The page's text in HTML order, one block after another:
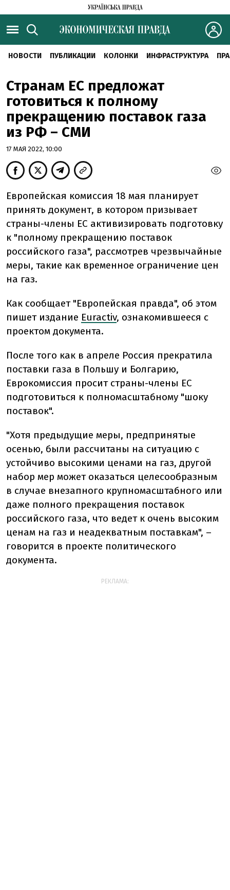
НОВОСТИ ПУБЛИКАЦИИ КОЛОНКИ ИНФРАСТРУКТУРА
Странам ЕС предложат
готовиться к полному
прекращению поставок газа
из РФ – СМИ
17 МАЯ 2022, 10:00
Европейская комиссия 18 мая планирует
принять документ, в котором призывает
страны-члены ЕС активизировать подготовку
к "полному прекращению поставок
российского газа", рассмотрев чрезвычайные
меры, такие как временное ограничение цен
на газ.
Как сообщает "Европейская правда", об этом
пишет издание Euractiv, ознакомившееся с
проектом документа.
После того как в апреле Россия прекратила
поставки газа в Польшу и Болгарию,
Еврокомиссия просит страны-члены ЕС
подготовиться к полномасштабному "шоку
поставок".
"Хотя предыдущие меры, предпринятые
осенью, были рассчитаны на ситуацию с
устойчиво высокими ценами на газ, другой
набор мер может оказаться целесообразным
в случае внезапного крупномасштабного или
даже полного прекращения поставок
российского газа, что ведет к очень высоким
ценам на газ и неадекватным поставкам", –
говорится в проекте политического
документа.
РЕКЛАМА: